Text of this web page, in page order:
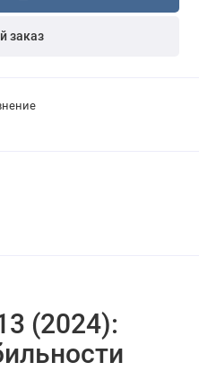
заказ
(2024):